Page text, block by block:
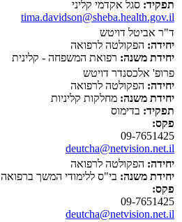
תפקיד: סגל אקדמי קליני
tima.davidson@sheba.health.gov.il
ד"ר אביטל דויטש
יחידה: הפקולטה לרפואה
יחידת משנה: רפואת המשפחה - קלינית
פרופ' אלכסנדר דויטש
יחידה: הפקולטה לרפואה
יחידת משנה: מחלקות קליניות
תפקיד: בדימוס
פקס:
09-7651425
deutcha@netvision.net.il
יחידה: הפקולטה לרפואה
יחידת משנה: בי"ס ללימודי המשך ברפואה
פקס:
09-7651425
deutcha@netvision.net.il